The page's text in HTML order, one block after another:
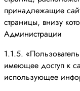
принадлежащие
страницы, внизу
Администрации
1.1.5.
имеющее доступ к
использующее